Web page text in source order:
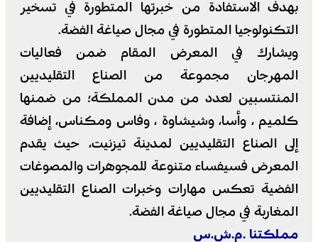
بهدف الاستفادة من خبرتها المتطورة في تسخير
التكنولوجيا المتطورة في مجال صياغة الفضة.
ويشارك في المعرض المقام ضمن فعاليات
المهرجان مجموعة من الصناع التقليديين
المنتسبين لعدد من مدن المملكة؛ من ضمنها
كلميم ، وأسا، وشيشاوة ، وفاس ومكناس، إضافة
إلى الصناع التقليديين لمدينة تيزنيت، حيث يقدم
المعرض فسيفساء متنوعة للمجوهرات والمصوغات
الفضية تعكس مهارات وخبرات الصناع التقليديين
المغاربة في مجال صياغة الفضة.
مملكتنا .م.ش.س